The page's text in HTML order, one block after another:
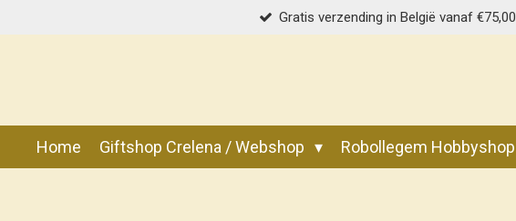
direct
Gratis verzending in België vanaf €75,00
Home Giftshop Crelena / Webshop Robollegem Hobbyshop